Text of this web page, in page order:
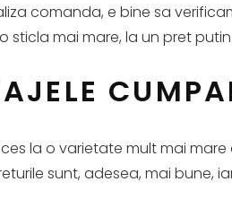
comanda, e bine sa
sticla mai mare, la un pret
la o varietate mult mai mare
sunt, adesea, mai bune,